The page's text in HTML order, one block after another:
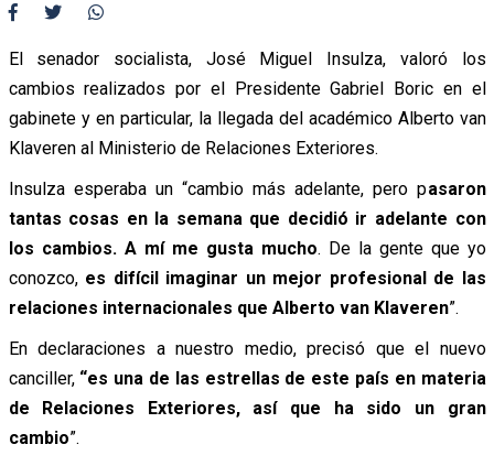
El senador socialista, José Miguel Insulza, valoró los
cambios realizados por el Presidente Gabriel Boric en el
gabinete y en particular, la llegada del académico Alberto van
Klaveren al Ministerio de Relaciones Exteriores.
Insulza esperaba un “cambio más adelante, pero pasaron
tantas cosas en la semana que decidió ir adelante con
los cambios. A mí me gusta mucho. De la gente que yo
conozco, es difícil imaginar un mejor profesional de las
relaciones internacionales que Alberto van Klaveren”.
En declaraciones a nuestro medio, precisó que el nuevo
canciller, “es una de las estrellas de este país en materia
de Relaciones Exteriores, así que ha sido un gran
cambio”.